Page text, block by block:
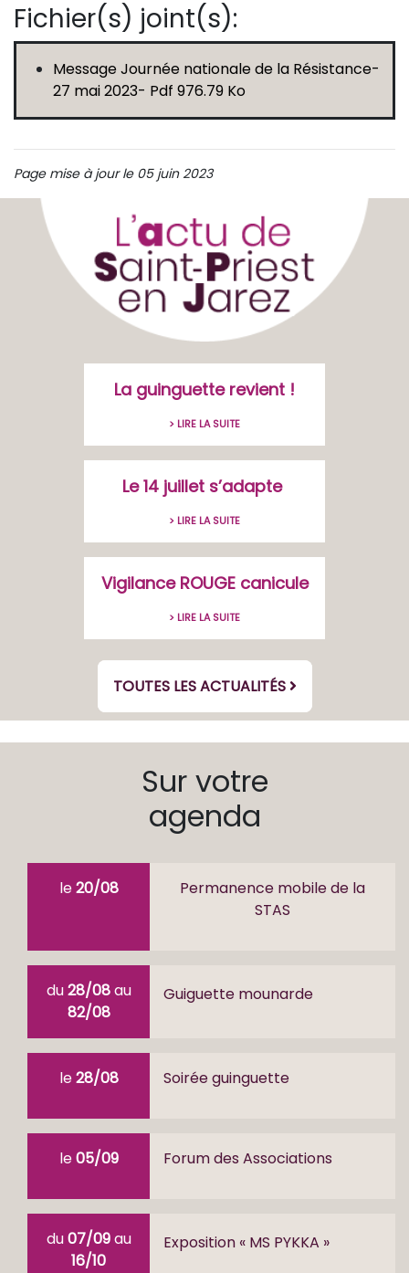
Fichier(s) joint(s):
Message Journée nationale de la Résistance-
27 mai 2023- Pdf 976.79 Ko
Page mise à jour le 05 juin 2023
La guinguette revient !
> LIRE LA SUITE
Le 14 juillet s’adapte
> LIRE LA SUITE
Vigilance ROUGE canicule
> LIRE LA SUITE
TOUTES LES ACTUALITÉS
Sur votre
agenda
le20/08
Permanence mobile de la
STAS
du28/08au
82/08
Guiguette mounarde
le28/08 Soirée guinguette
le05/09 Forum des Associations
du07/09au
16/10
Exposition « MS PYKKA »